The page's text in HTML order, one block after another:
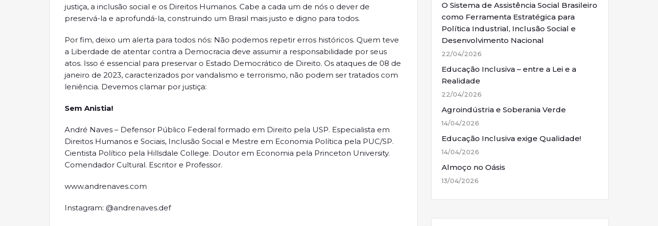
justiça, a inclusão social e os Direitos Humanos. Cabe a cada um de nós o dever de
preservá-la e aprofundá-la, construindo um Brasil mais justo e digno para todos.
Por fim, deixo um alerta para todos nós: Não podemos repetir erros históricos. Quem teve
a Liberdade de atentar contra a Democracia deve assumir a responsabilidade por seus
atos. Isso é essencial para preservar o Estado Democrático de Direito. Os ataques de 08 de
janeiro de 2023, caracterizados por vandalismo e terrorismo, não podem ser tratados com
leniência. Devemos clamar por justiça:
Sem Anistia!
André Naves – Defensor Público Federal formado em Direito pela USP. Especialista em
Direitos Humanos e Sociais, Inclusão Social e Mestre em Economia Política pela PUC/SP.
Cientista Político pela Hillsdale College. Doutor em Economia pela Princeton University.
Comendador Cultural. Escritor e Professor.
www.andrenaves.com
Instagram: @andrenaves.def
O Sistema de Assistência Social Brasileiro
como Ferramenta Estratégica para
Política Industrial, Inclusão Social e
Desenvolvimento Nacional
22/04/2026
Educação Inclusiva – entre a Lei e a
Realidade
22/04/2026
Agroindústria e Soberania Verde
14/04/2026
Educação Inclusiva exige Qualidade!
14/04/2026
Almoço no Oásis
13/04/2026